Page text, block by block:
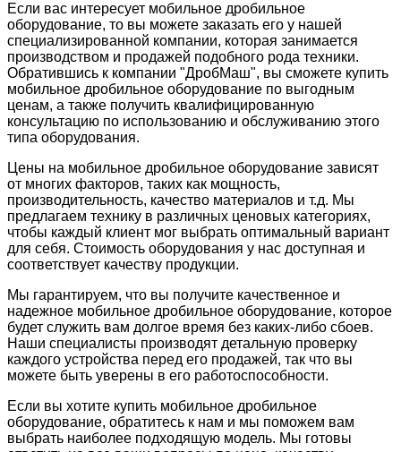
Если вас интересует мобильное дробильное
оборудование, то вы можете заказать его у нашей
специализированной компании, которая занимается
производством и продажей подобного рода техники.
Обратившись к компании "ДробМаш", вы сможете купить
мобильное дробильное оборудование по выгодным
ценам, а также получить квалифицированную
консультацию по использованию и обслуживанию этого
типа оборудования.
Цены на мобильное дробильное оборудование зависят
от многих факторов, таких как мощность,
производительность, качество материалов и т.д. Мы
предлагаем технику в различных ценовых категориях,
чтобы каждый клиент мог выбрать оптимальный вариант
для себя. Стоимость оборудования у нас доступная и
соответствует качеству продукции.
Мы гарантируем, что вы получите качественное и
надежное мобильное дробильное оборудование, которое
будет служить вам долгое время без каких-либо сбоев.
Наши специалисты производят детальную проверку
каждого устройства перед его продажей, так что вы
можете быть уверены в его работоспособности.
Если вы хотите купить мобильное дробильное
оборудование, обратитесь к нам и мы поможем вам
выбрать наиболее подходящую модель. Мы готовы